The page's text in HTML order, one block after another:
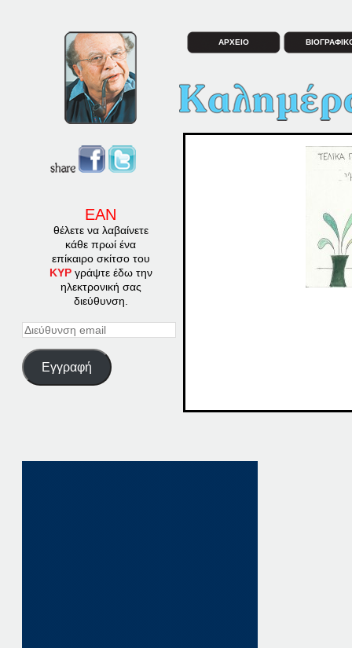
ΕΑΝ
θέλετε να λαβαίνετε
κάθε πρωί ένα
επίκαιρο σκίτσο του
ΚΥΡγράψτε έδω την
ηλεκτρονική σας
διεύθυνση.
Διεύθυνση
Εγγραφή
ΑΡΧΕΙΟ